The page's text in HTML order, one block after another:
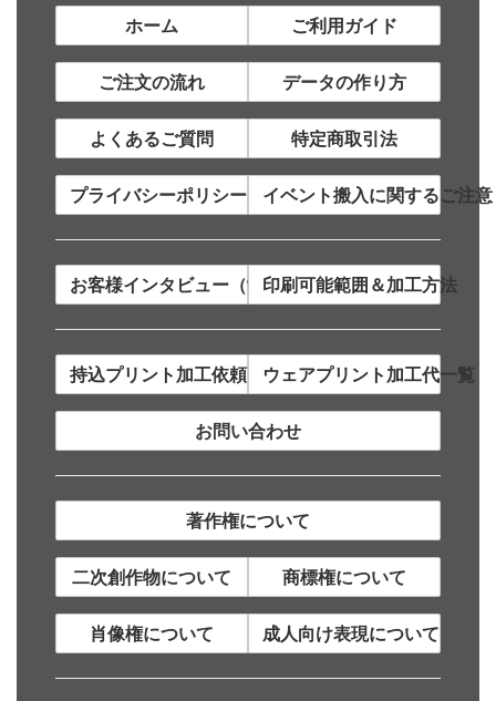
ホーム ご利用ガイド
ご注文の流れ データの作り方
よくあるご質問 特定商取引法
プライバシーポリシー イベント搬入に関するご注意
お客様インタビュー（制作事例）印刷可能範囲＆加工方法
持込プリント加工依頼についてウェアプリント加工代一覧
お問い合わせ
著作権について
二次創作物について 商標権について
肖像権について 成人向け表現について